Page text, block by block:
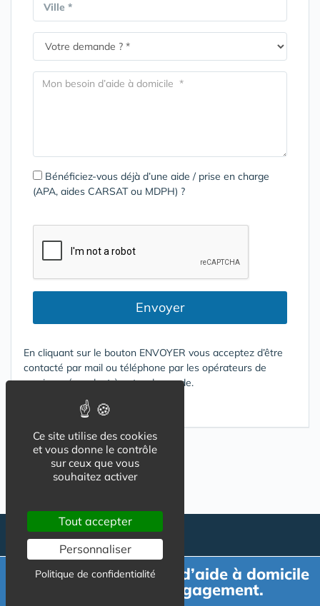
Ville *
Bénéficiez-vous déjà d’une aide / prise en charge
(APA, aides CARSAT ou MDPH) ?
Envoyer
En cliquant sur le bouton ENVOYER vous acceptez d’être
contacté par mail ou téléphone par les opérateurs de
services répondant à votre demande.
Conditions d'utilisation
Demande de devis d’aide à domicile
gratuit et sans engagement.
Ce site utilise des cookies
et vous donne le contrôle
sur ceux que vous
souhaitez activer
Tout accepter
Personnaliser
Politique de confidentialité